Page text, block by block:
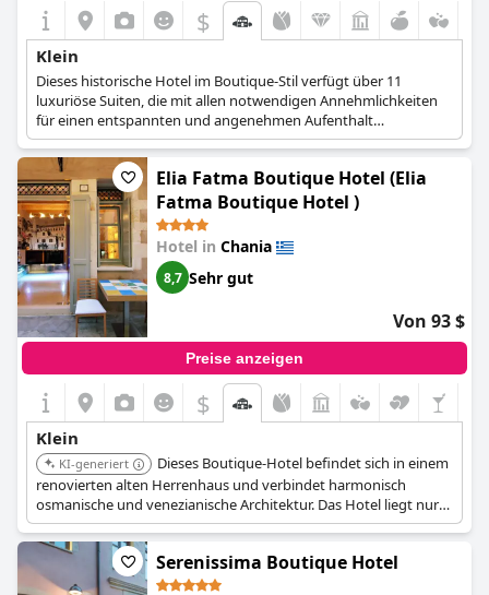
$
Klein
Dieses historische Hotel im Boutique-Stil verfügt über 11
luxuriöse Suiten, die mit allen notwendigen Annehmlichkeiten
für einen entspannten und angenehmen Aufenthalt
ausgestattet sind.
Elia Fatma Boutique Hotel (Elia
Fatma Boutique Hotel )
Hotel in Chania
8,7 Sehr gut
Von 93 $
Preise anzeigen
$
Klein
KI-generiert
Dieses Boutique-Hotel befindet sich in einem
renovierten alten Herrenhaus und verbindet harmonisch
osmanische und venezianische Architektur. Das Hotel liegt nur
einen kurzen Spaziergang vom Hafen entfernt und ist somit
ideal, um die Altstadt von Chania zu erkunden. Die Suiten bieten
private Balkone und freistehende Badewannen.
Serenissima Boutique Hotel